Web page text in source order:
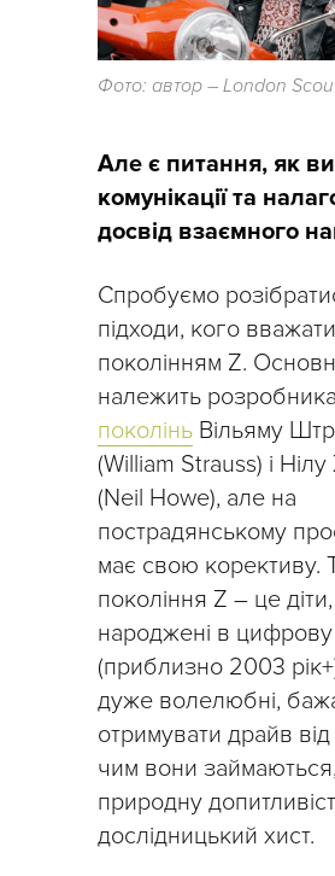
Фото: автор – London
Але є питання, як
комунікації та
досвід взаємного
Спробуємо
підходи, кого вважати
поколінням Z.
належить
поколінь Вільяму
(William Strauss) і
(Neil Howe), але на
пострадянському
має свою корективу.
покоління Z – це діти,
народжені в
(приблизно 2003
дуже волелюбні,
отримувати драйв
чим вони
природну
дослідницький хист.